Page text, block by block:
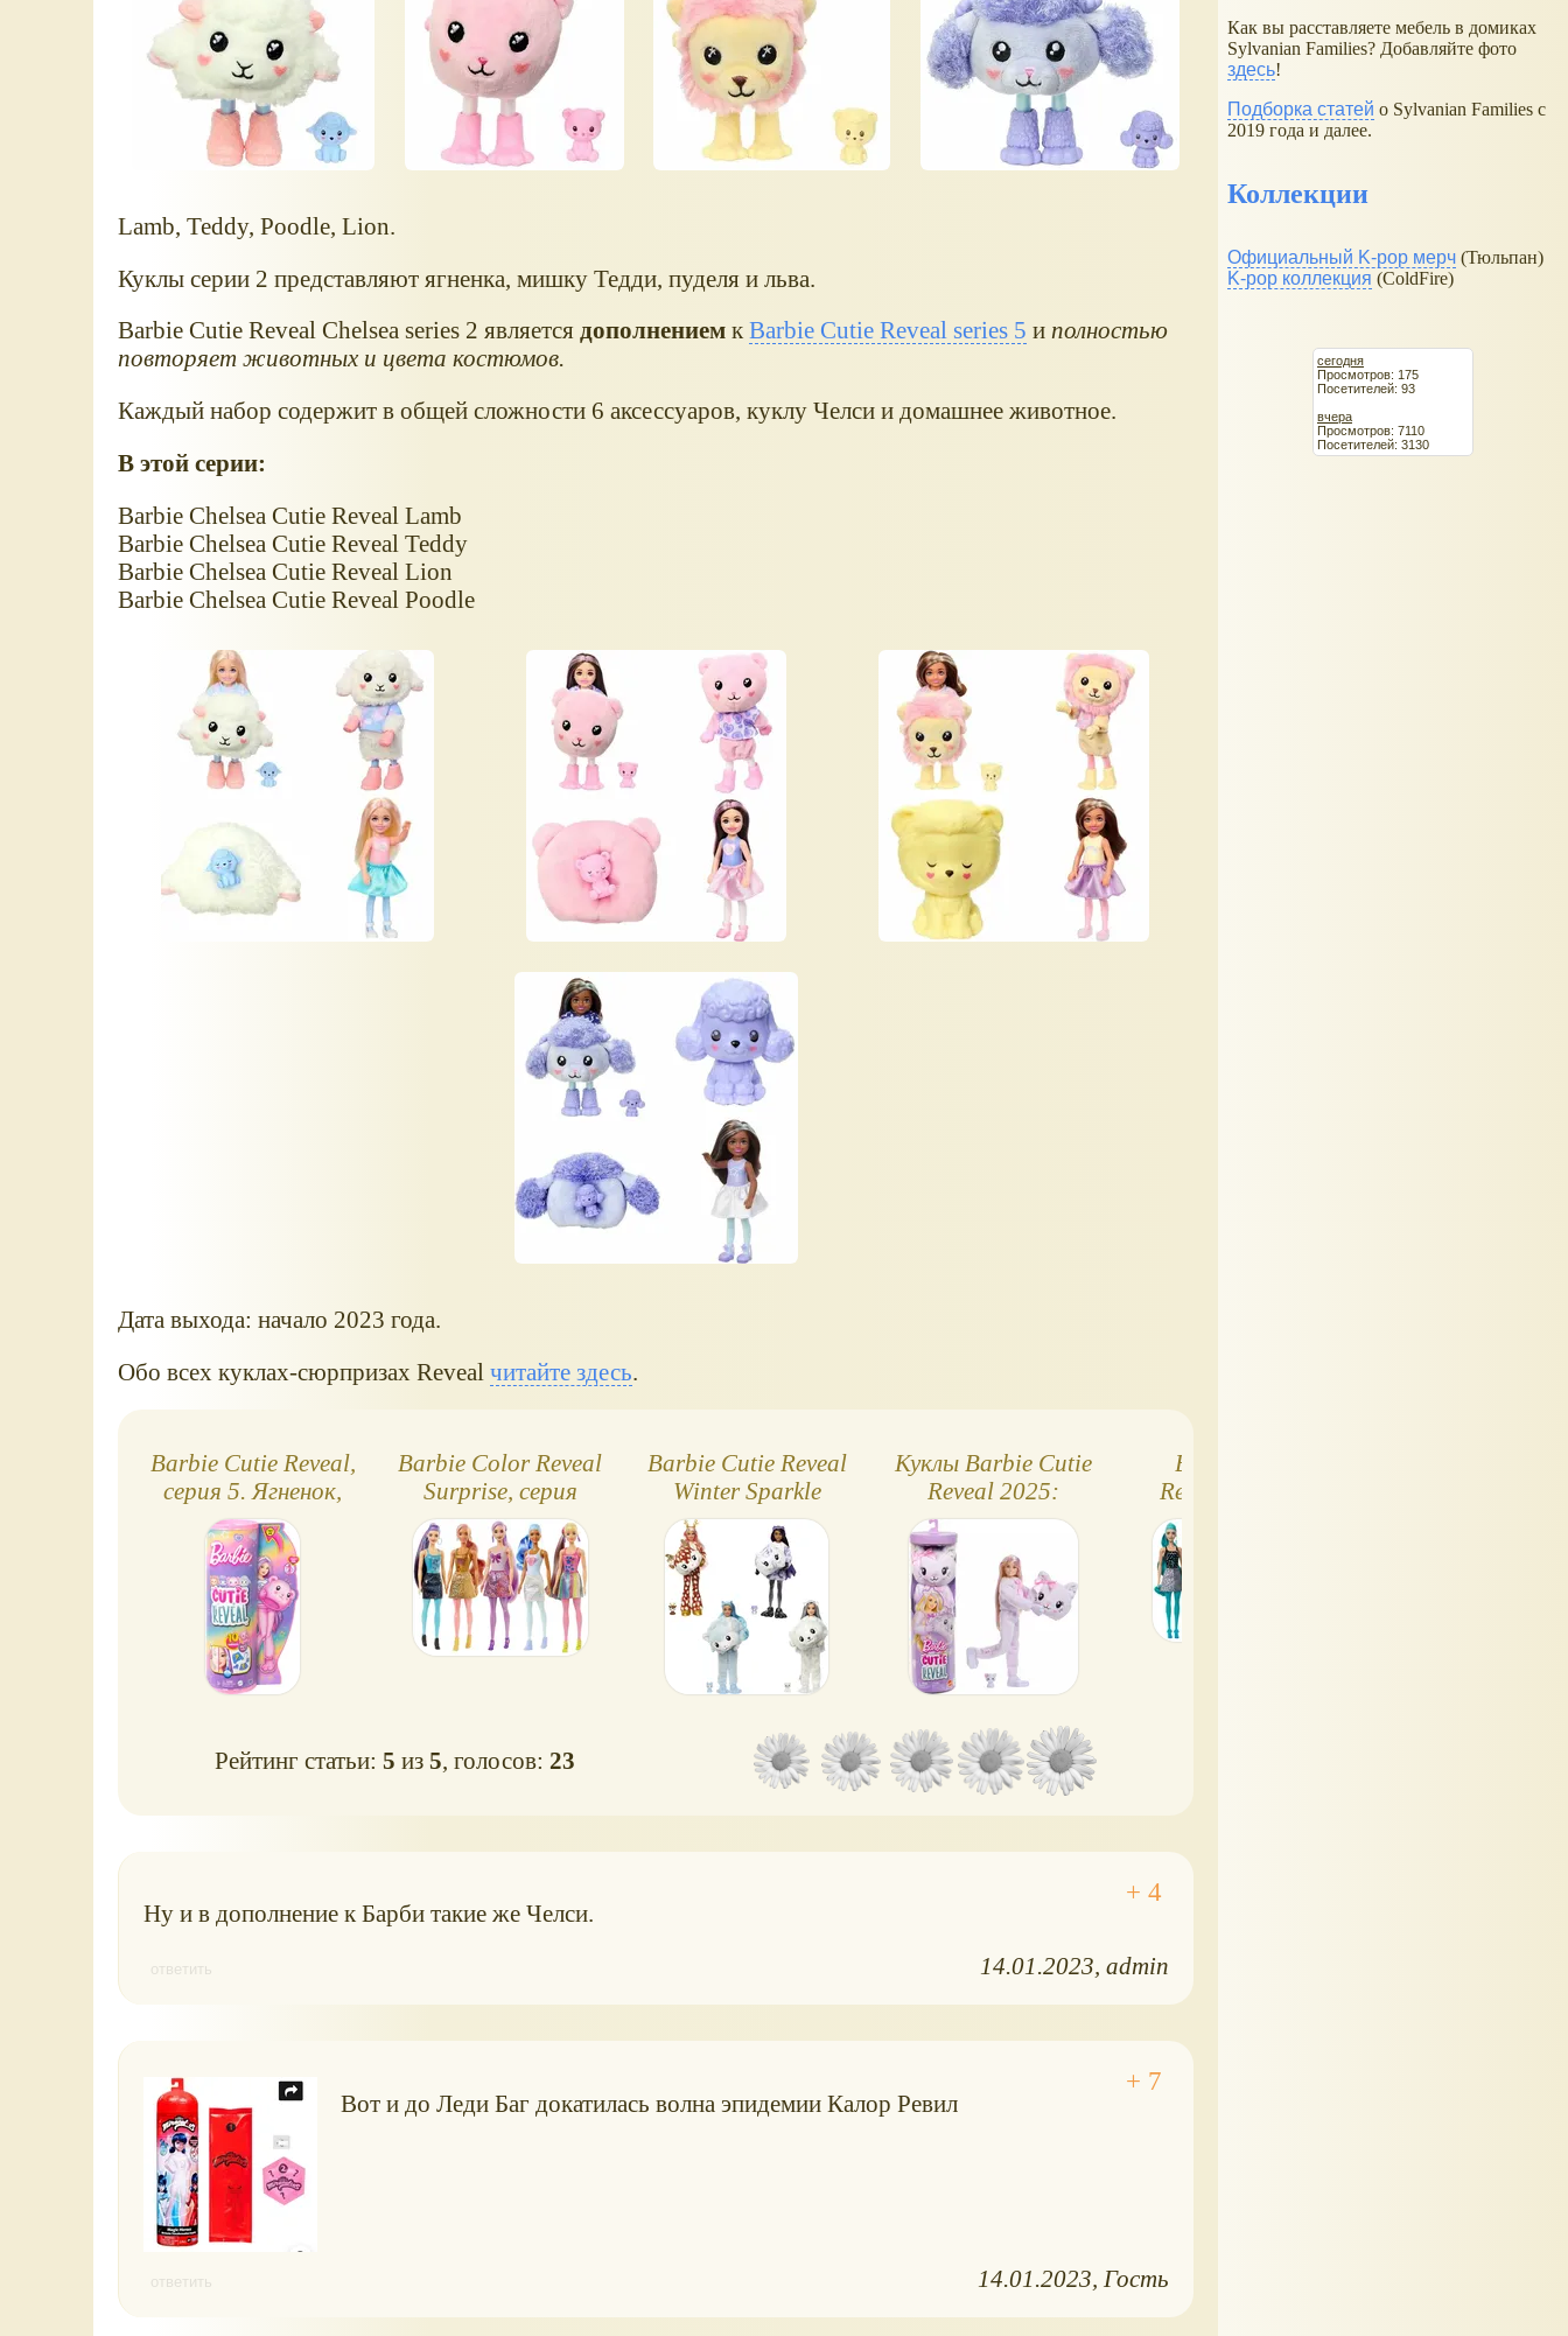
Lamb, Teddy, Poodle, Lion.
Куклы серии 2 представляют ягненка, мишку Тедди, пуделя и льва.
Barbie Cutie Reveal Chelsea series 2 является дополнением к Barbie Cutie Reveal series 5 и полностью
повторяет животных и цвета костюмов.
Каждый набор содержит в общей сложности 6 аксессуаров, куклу Челси и домашнее животное.
В этой серии:
Barbie Chelsea Cutie Reveal Lamb
Barbie Chelsea Cutie Reveal Teddy
Barbie Chelsea Cutie Reveal Lion
Barbie Chelsea Cutie Reveal Poodle
Дата выхода: начало 2023 года.
Обо всех куклах-сюрпризах Reveal читайте здесь.
Barbie Cutie Reveal,
серия 5. Ягненок,
мишка Тедди,
пудель и лев!
Barbie Color Reveal
Surprise, серия
Shimmer
Barbie Cutie Reveal
Winter Sparkle
Series: сова, олень,
хаски и белый
медведь
Куклы Barbie Cutie
Reveal 2025:
костюмы
животных в
пастельных цветах
Barbie Color
Reveal, новинки
монохромные куклы
и питомцы
Рейтинг статьи:5 из5, голосов:23
Ну и в дополнение к Барби такие же Челси.
ответить 14.01.2023 admin
Вот и до Леди Баг докатилась волна эпидемии Калор Ревил
ответить 14.01.2023 Гость
Как вы расставляете мебель в домиках
Sylvanian Families? Добавляйте фото
здесь!
Подборка статей о Sylvanian Families с
2019 года и далее.
Коллекции
Официальный K-pop мерч (Тюльпан)
K-pop коллекция (ColdFire)
сегодня
Просмотров: 175
Посетителей: 93
вчера
Просмотров: 7110
Посетителей: 3130